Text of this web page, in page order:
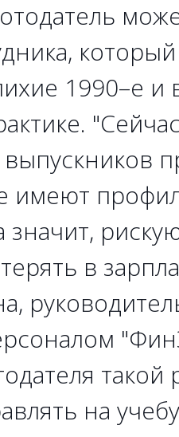
1990–е и
имеют
в
на